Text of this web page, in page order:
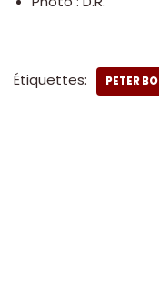
Étiquettes: PETER